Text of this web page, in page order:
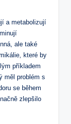
a metabolizují
ale také
které by
příkladem
měl problém s
se během
zlepšilo